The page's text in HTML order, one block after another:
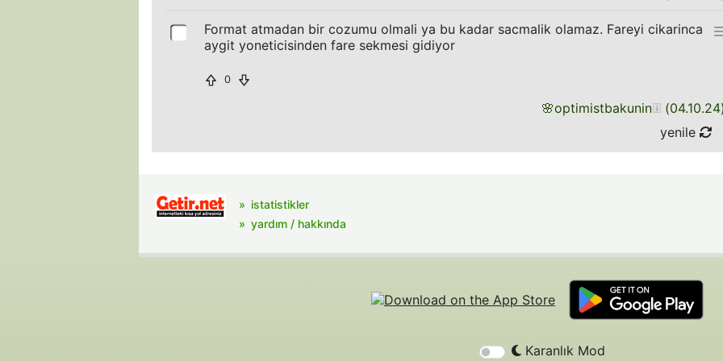
Format atmadan bir cozumu olmali ya bu kadar sacmalik olamaz. Fareyi cikarinca
aygit yoneticisinden fare sekmesi gidiyor
0
🌸optimistbakunin (04.10.24
yenile
istatistikler
yardım / hakkında
Karanlık Mod